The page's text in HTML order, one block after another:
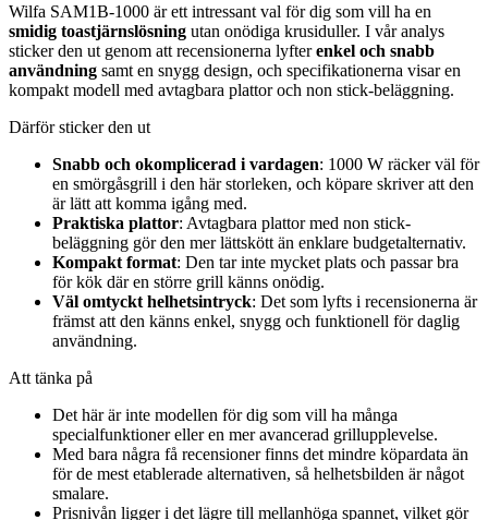
Wilfa SAM1B-1000 är ett intressant val för dig som vill ha en
smidig toastjärnslösning utan onödiga krusiduller. I vår analys
sticker den ut genom att recensionerna lyfterenkel och snabb
användning samt en snygg design, och specifikationerna visar en
kompakt modell med avtagbara plattor och non stick-beläggning.
Därför sticker den ut
Snabb och okomplicerad i vardagen: 1000 W räcker väl för
en smörgåsgrill i den här storleken, och köpare skriver att den
är lätt att komma igång med.
Praktiska plattor: Avtagbara plattor med non stick-
beläggning gör den mer lättskött än enklare budgetalternativ.
Kompakt format: Den tar inte mycket plats och passar bra
för kök där en större grill känns onödig.
Väl omtyckt helhetsintryck: Det som lyfts i recensionerna är
främst att den känns enkel, snygg och funktionell för daglig
användning.
Att tänka på
Det här är inte modellen för dig som vill ha många
specialfunktioner eller en mer avancerad grillupplevelse.
Med bara några få recensioner finns det mindre köpardata än
för de mest etablerade alternativen, så helhetsbilden är något
smalare.
Prisnivån ligger i det lägre till mellanhöga spannet, vilket gör